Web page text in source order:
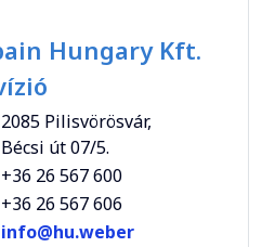
Hungary Kft.
2085 Pilisvörösvár,
Bécsi út 07/5.
+36 26 567 600
+36 26 567 606
info@hu.weber